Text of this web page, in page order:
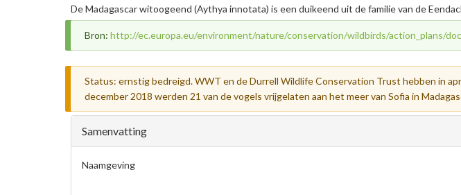
DeMadagascar witoogeend (Aythya innotata) is een duikeend uit de familie van de
Bron: http://ec.europa.eu/environment/nature/conservation/wildbirds/action_plans/
Status: ernstig bedreigd. WWT en de Durrell Wildlife Conservation Trust hebben in
december 2018 werden 21 van de vogels vrijgelaten aan het meer van Sofia in
Samenvatting
Naamgeving